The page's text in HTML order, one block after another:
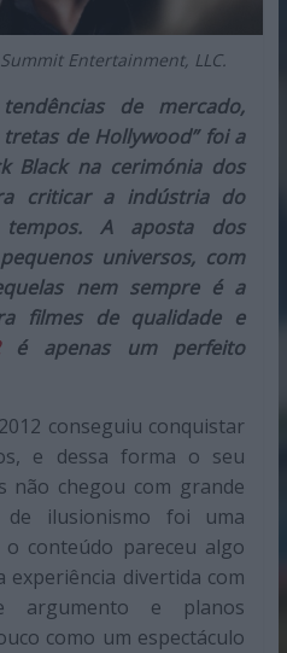
Entertainment, LLC.
de mercado,
de Hollywood” foi a
Black na cerimónia dos
criticar a indústria do
A aposta dos
universos, com
nem sempre é a
filmes de qualidade e
é apenas um perfeito
conseguiu conquistar
e dessa forma o seu
não chegou com grande
de ilusionismo foi uma
conteúdo pareceu algo
divertida com
argumento e planos
como um espectáculo